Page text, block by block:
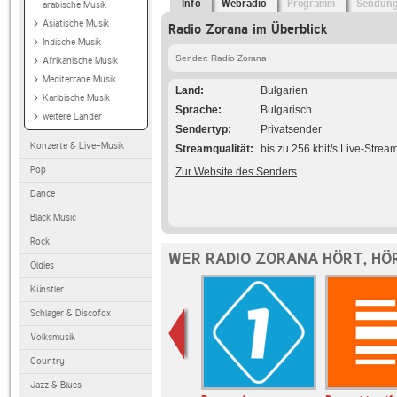
arabische Musik
Asiatische Musik
Indische Musik
Afrikanische Musik
Mediterrane Musik
Karibische Musik
weitere Länder
Konzerte & Live-Musik
Pop
Dance
Black Music
Rock
Oldies
Künstler
Schlager & Discofox
Volksmusik
Country
Jazz & Blues
Info Webradio Programm
Radio Zorana im Überblick
Sender: Radio Zorana
Land
Bulgarien
Sprache
Bulgarisch
Sendertyp
Privatsender
Streamqualität
bis zu 256 kbit/s Live-
Zur Website des Senders
WER RADIO ZORANA HÖRT,